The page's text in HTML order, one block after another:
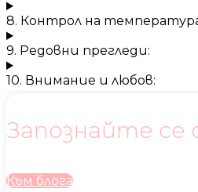
8. Контрол на
9. Редовни прегледи:
10. Внимание и любов:
Запознайте се
Към блога